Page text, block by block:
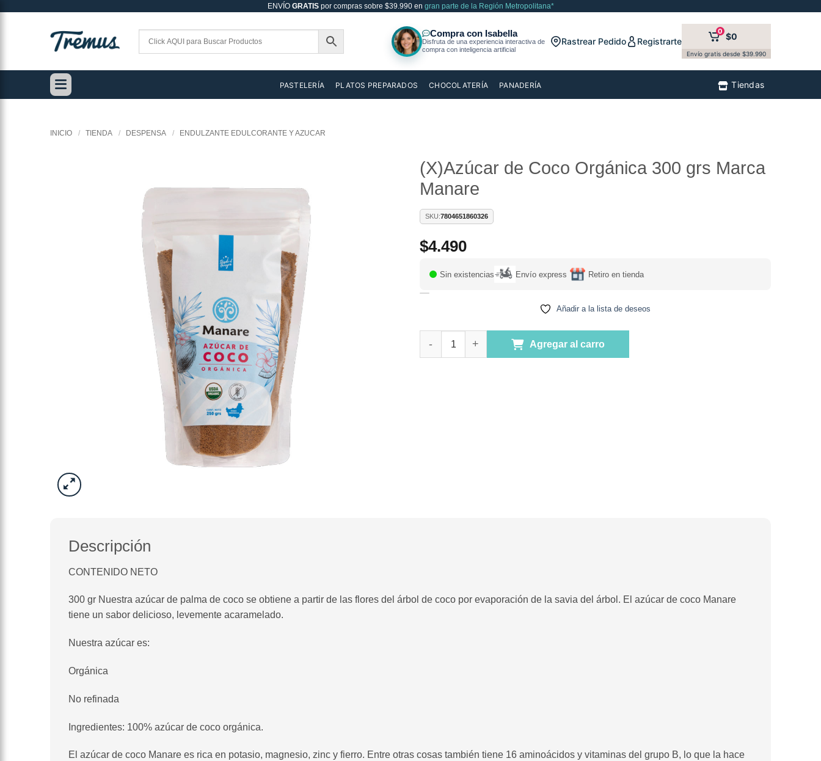
ENVÍO GRATISpor compras sobre $39.990 en gran parte de la Región Metropolitana*
Rastrear Pedido Registrarte
0 $0
Envío gratis desde $39.990
PASTELERÍA PLATOS PREPARADOS CHOCOLATERÍA PANADERÍA Tiendas
INICIO / TIENDA / DESPENSA / ENDULZANTE EDULCORANTE Y AZUCAR
(X)Azúcar de Coco Orgánica 300 grs Marca
Manare
SKU:7804651860326
$4.490
Sin existencias Envío express Retiro en tienda
Añadir a la lista de deseos
Agregar al carro
Descripción
CONTENIDO NETO
300 gr Nuestra azúcar de palma de coco se obtiene a partir de las flores del árbol de coco por evaporación de la savia del árbol. El azúcar de coco Manare
tiene un sabor delicioso, levemente acaramelado.
Nuestra azúcar es:
Orgánica
No refinada
Ingredientes: 100% azúcar de coco orgánica.
El azúcar de coco Manare es rica en potasio, magnesio, zinc y fierro. Entre otras cosas también tiene 16 aminoácidos y vitaminas del grupo B, lo que la hace